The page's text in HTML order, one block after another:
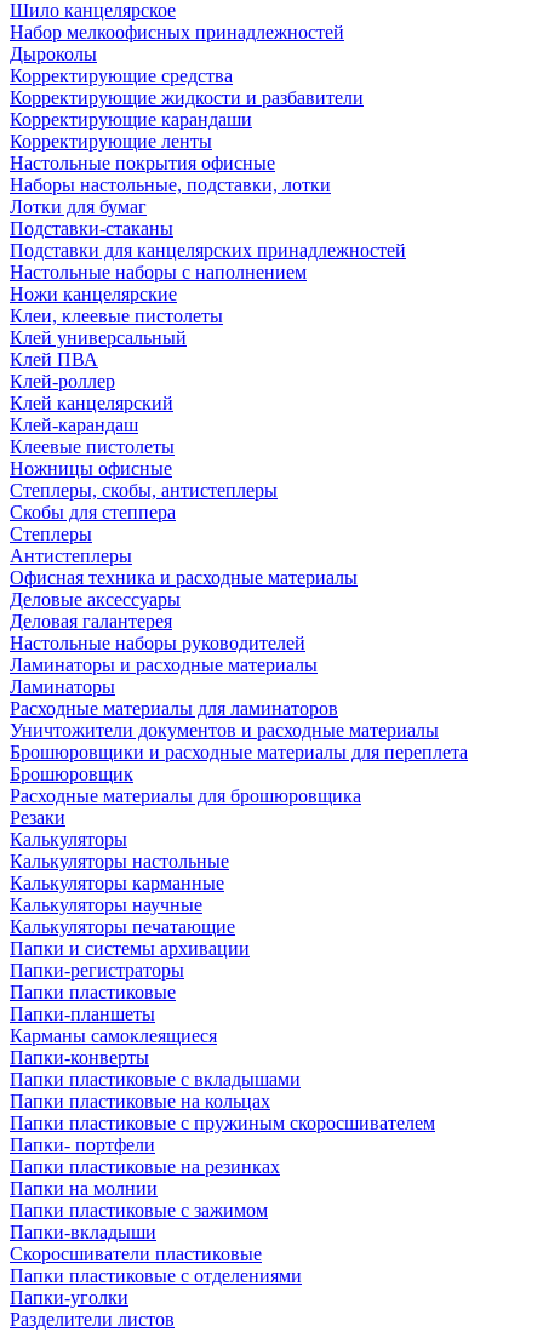
Шило канцелярское
Набор мелкоофисных принадлежностей
Дыроколы
Корректирующие средства
Корректирующие жидкости и разбавители
Корректирующие карандаши
Корректирующие ленты
Настольные покрытия офисные
Наборы настольные, подставки, лотки
Лотки для бумаг
Подставки-стаканы
Подставки для канцелярских принадлежностей
Настольные наборы с наполнением
Ножи канцелярские
Клеи, клеевые пистолеты
Клей универсальный
Клей ПВА
Клей-роллер
Клей канцелярский
Клей-карандаш
Клеевые пистолеты
Ножницы офисные
Степлеры, скобы, антистеплеры
Скобы для степпера
Степлеры
Антистеплеры
Офисная техника и расходные материалы
Деловые аксессуары
Деловая галантерея
Настольные наборы руководителей
Ламинаторы и расходные материалы
Ламинаторы
Расходные материалы для ламинаторов
Уничтожители документов и расходные материалы
Брошюровщики и расходные материалы для переплета
Брошюровщик
Расходные материалы для брошюровщика
Резаки
Калькуляторы
Калькуляторы настольные
Калькуляторы карманные
Калькуляторы научные
Калькуляторы печатающие
Папки и системы архивации
Папки-регистраторы
Папки пластиковые
Папки-планшеты
Карманы самоклеящиеся
Папки-конверты
Папки пластиковые с вкладышами
Папки пластиковые на кольцах
Папки пластиковые с пружиным скоросшивателем
Папки- портфели
Папки пластиковые на резинках
Папки на молнии
Папки пластиковые с зажимом
Папки-вкладыши
Скоросшиватели пластиковые
Папки пластиковые с отделениями
Папки-уголки
Разделители листов